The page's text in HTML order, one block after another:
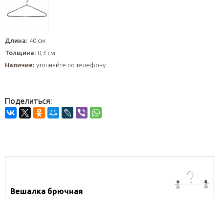
Длина: 40 см.
Толщина: 0,3 см.
Наличие: уточняйте по телефону
Поделиться:
Вешалка брючная